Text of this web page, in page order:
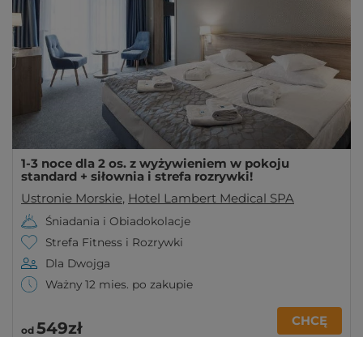
1-3 noce dla 2 os. z wyżywieniem w pokoju
standard + siłownia i strefa rozrywki!
Ustronie Morskie, Hotel Lambert Medical SPA
Śniadania i Obiadokolacje
Strefa Fitness i Rozrywki
Dla Dwojga
Ważny 12 mies. po zakupie
od 549zł CHCĘ